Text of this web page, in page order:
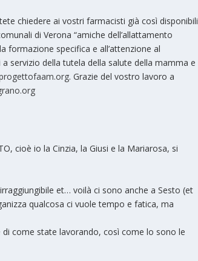
chiedere ai vostri farmacisti già così disponibili
di Verona “amiche dell’allattamento
formazione specifica e all’attenzione al
servizio della tutela della salute della mamma e
. Grazie del vostro lavoro a
cioè io la Cinzia, la Giusi e la Mariarosa, si
et… voilà ci sono anche a Sesto (et
qualcosa ci vuole tempo e fatica, ma
come state lavorando, così come lo sono le